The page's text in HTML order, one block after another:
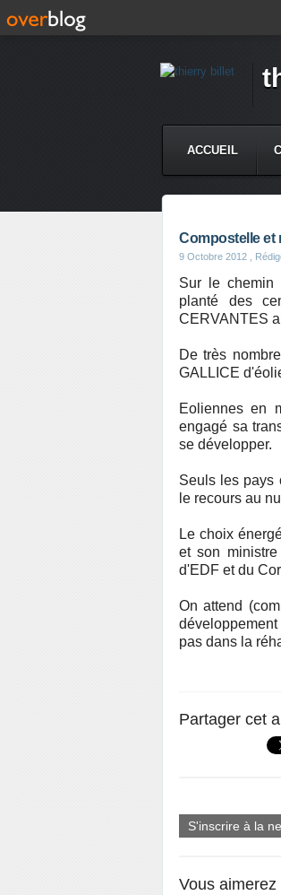
ACCUEIL
Compostelle et
9 Octobre 2012 ,
Sur le chemin
planté des
CERVANTES
De très
GALLICE
Eoliennes en
engagé sa
se développer.
Seuls les pays
le recours au
Le choix
et son
d'EDF et du
On attend
pas dans la
Partager cet
S'inscrire à la
Vous aimerez